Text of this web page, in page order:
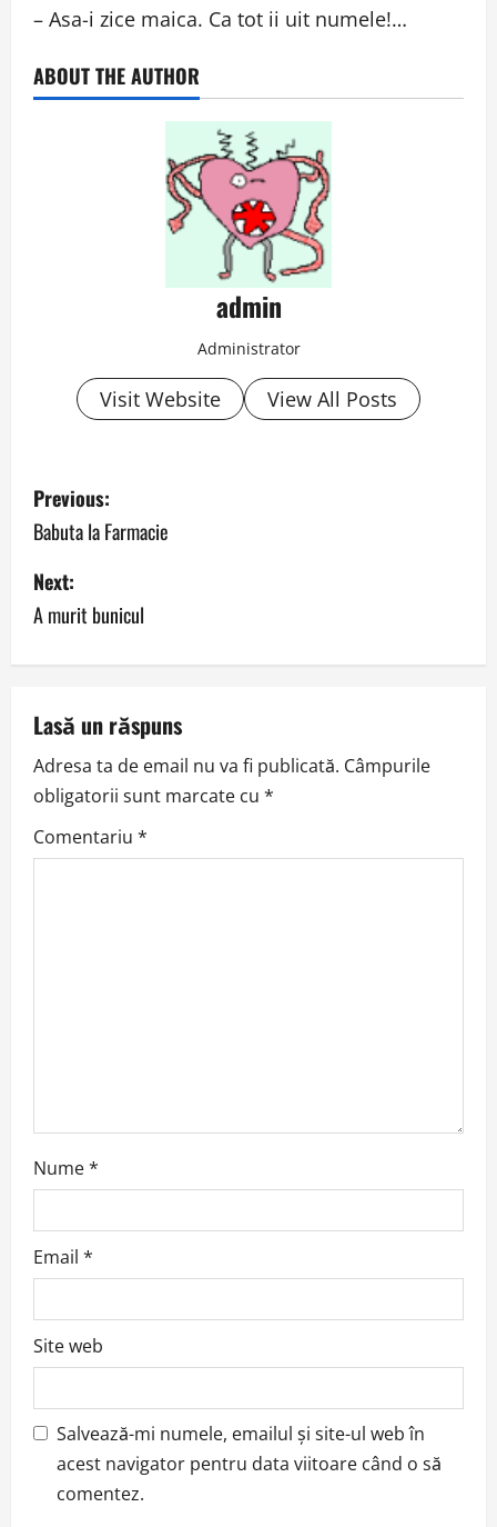
– Asa-i zice maica. Ca tot ii uit numele!…
ABOUT THE AUTHOR
admin
Administrator
Visit Website View All Posts
P
o
s
t
n
a
v
i
g
Previous:
Babuta la Farmacie
Next:
A murit bunicul
Lasă un răspuns
Adresa ta de email nu va fi publicată. Câmpurile
obligatorii sunt marcate cu *
Comentariu *
Nume*
Email *
Site web
Salvează-mi numele, emailul și site-ul web în
acest navigator pentru data viitoare când o să
comentez.